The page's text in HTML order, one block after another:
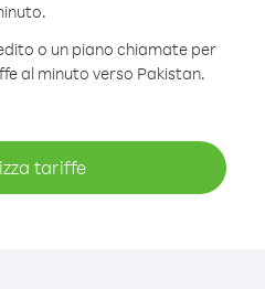
o un piano chiamate per
al minuto verso Pakistan.
tariffe